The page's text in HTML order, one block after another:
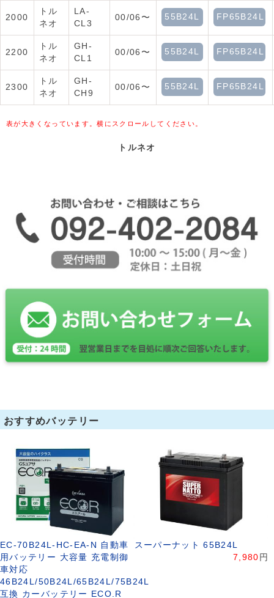
2000
トル
ネオ
LA-
CL3
00/06〜 55B24L FP65B24L
2200
トル
ネオ
GH-
CL1
00/06〜 55B24L FP65B24L
2300
トル
ネオ
GH-
CH9
00/06〜 55B24L FP65B24L
表が大きくなっています。横にスクロールしてください。
トルネオ
おすすめバッテリー
EC-70B24L-HC-EA-N 自動車
用バッテリー 大容量 充電制御
車対応
46B24L/50B24L/65B24L/75B24L
互換 カーバッテリー ECO.R
スーパーナット 65B24L
7,980 円